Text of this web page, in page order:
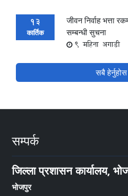
13
कार्तिक
जीवन निर्वाह भत्ता
सम्बन्धी सुचना
9 महिना अगाडी
सबै हेर्नुहोस
सम्पर्क
जिल्ला प्रशासन कार्यालय,
भोजपुर